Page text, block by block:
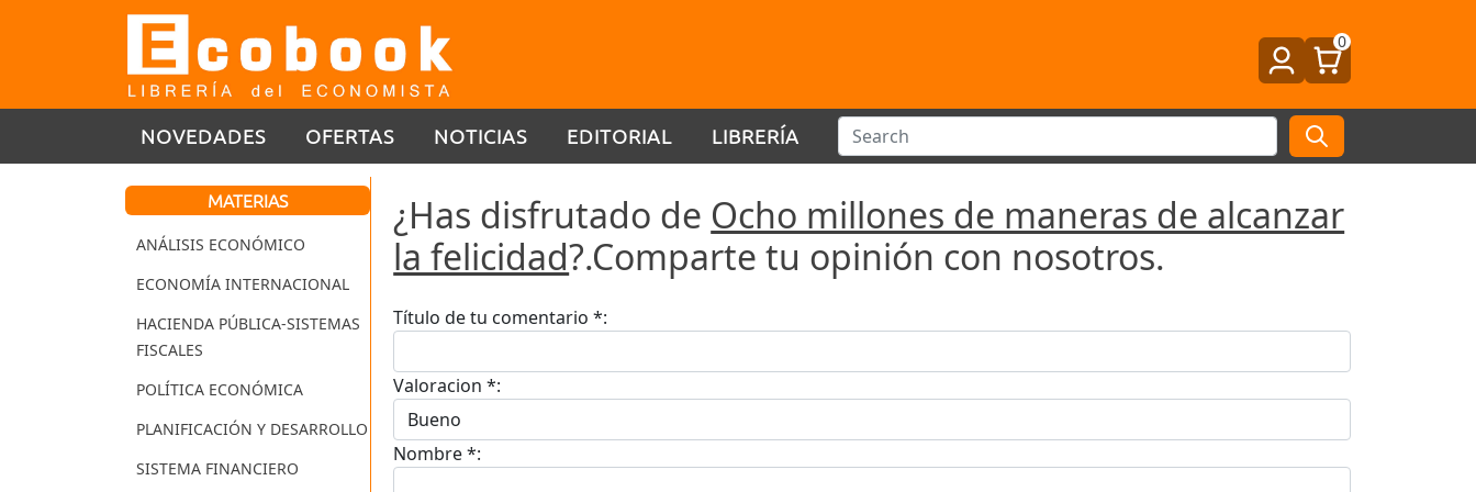
0
NOVEDADES OFERTAS NOTICIAS EDITORIAL LIBRERÍA
MATERIAS
ANÁLISIS ECONÓMICO
ECONOMÍA INTERNACIONAL
HACIENDA PÚBLICA-SISTEMAS
FISCALES
POLÍTICA ECONÓMICA
PLANIFICACIÓN Y DESARROLLO
SISTEMA FINANCIERO
¿Has disfrutado de Ocho millones de maneras de alcanzar
la felicidad?.Comparte tu opinión con nosotros.
Título de tu comentario *:
Valoracion *:
Nombre *: